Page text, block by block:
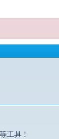
工具！